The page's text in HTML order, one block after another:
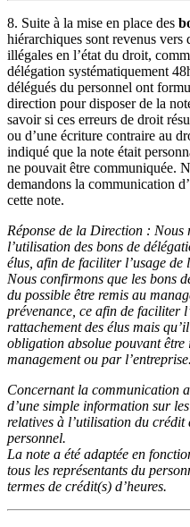
8. Suite à la mise en place des
hiérarchiques sont revenus vers
illégales en l’état du droit,
délégation systématiquement
délégués du personnel ont
direction pour disposer de la
savoir si ces erreurs de droit
ou d’une écriture contraire au
indiqué que la note était
ne pouvait être communiquée.
demandons la communication
cette note.
Réponse de la Direction : Nous
l’utilisation des bons de
élus, afin de faciliter l’usage de
Nous confirmons que les bons
du possible être remis au
prévenance, ce afin de faciliter
rattachement des élus mais
obligation absolue pouvant être
management ou par l’entreprise.
Concernant la communication
d’une simple information sur
relatives à l’utilisation du crédit
personnel.
La note a été adaptée en
tous les représentants du
termes de crédit(s) d’heures.